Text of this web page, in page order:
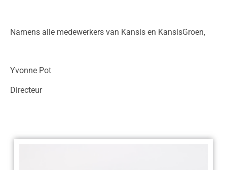
Namens alle medewerkers van Kansis en KansisGroen,
Yvonne Pot
Directeur